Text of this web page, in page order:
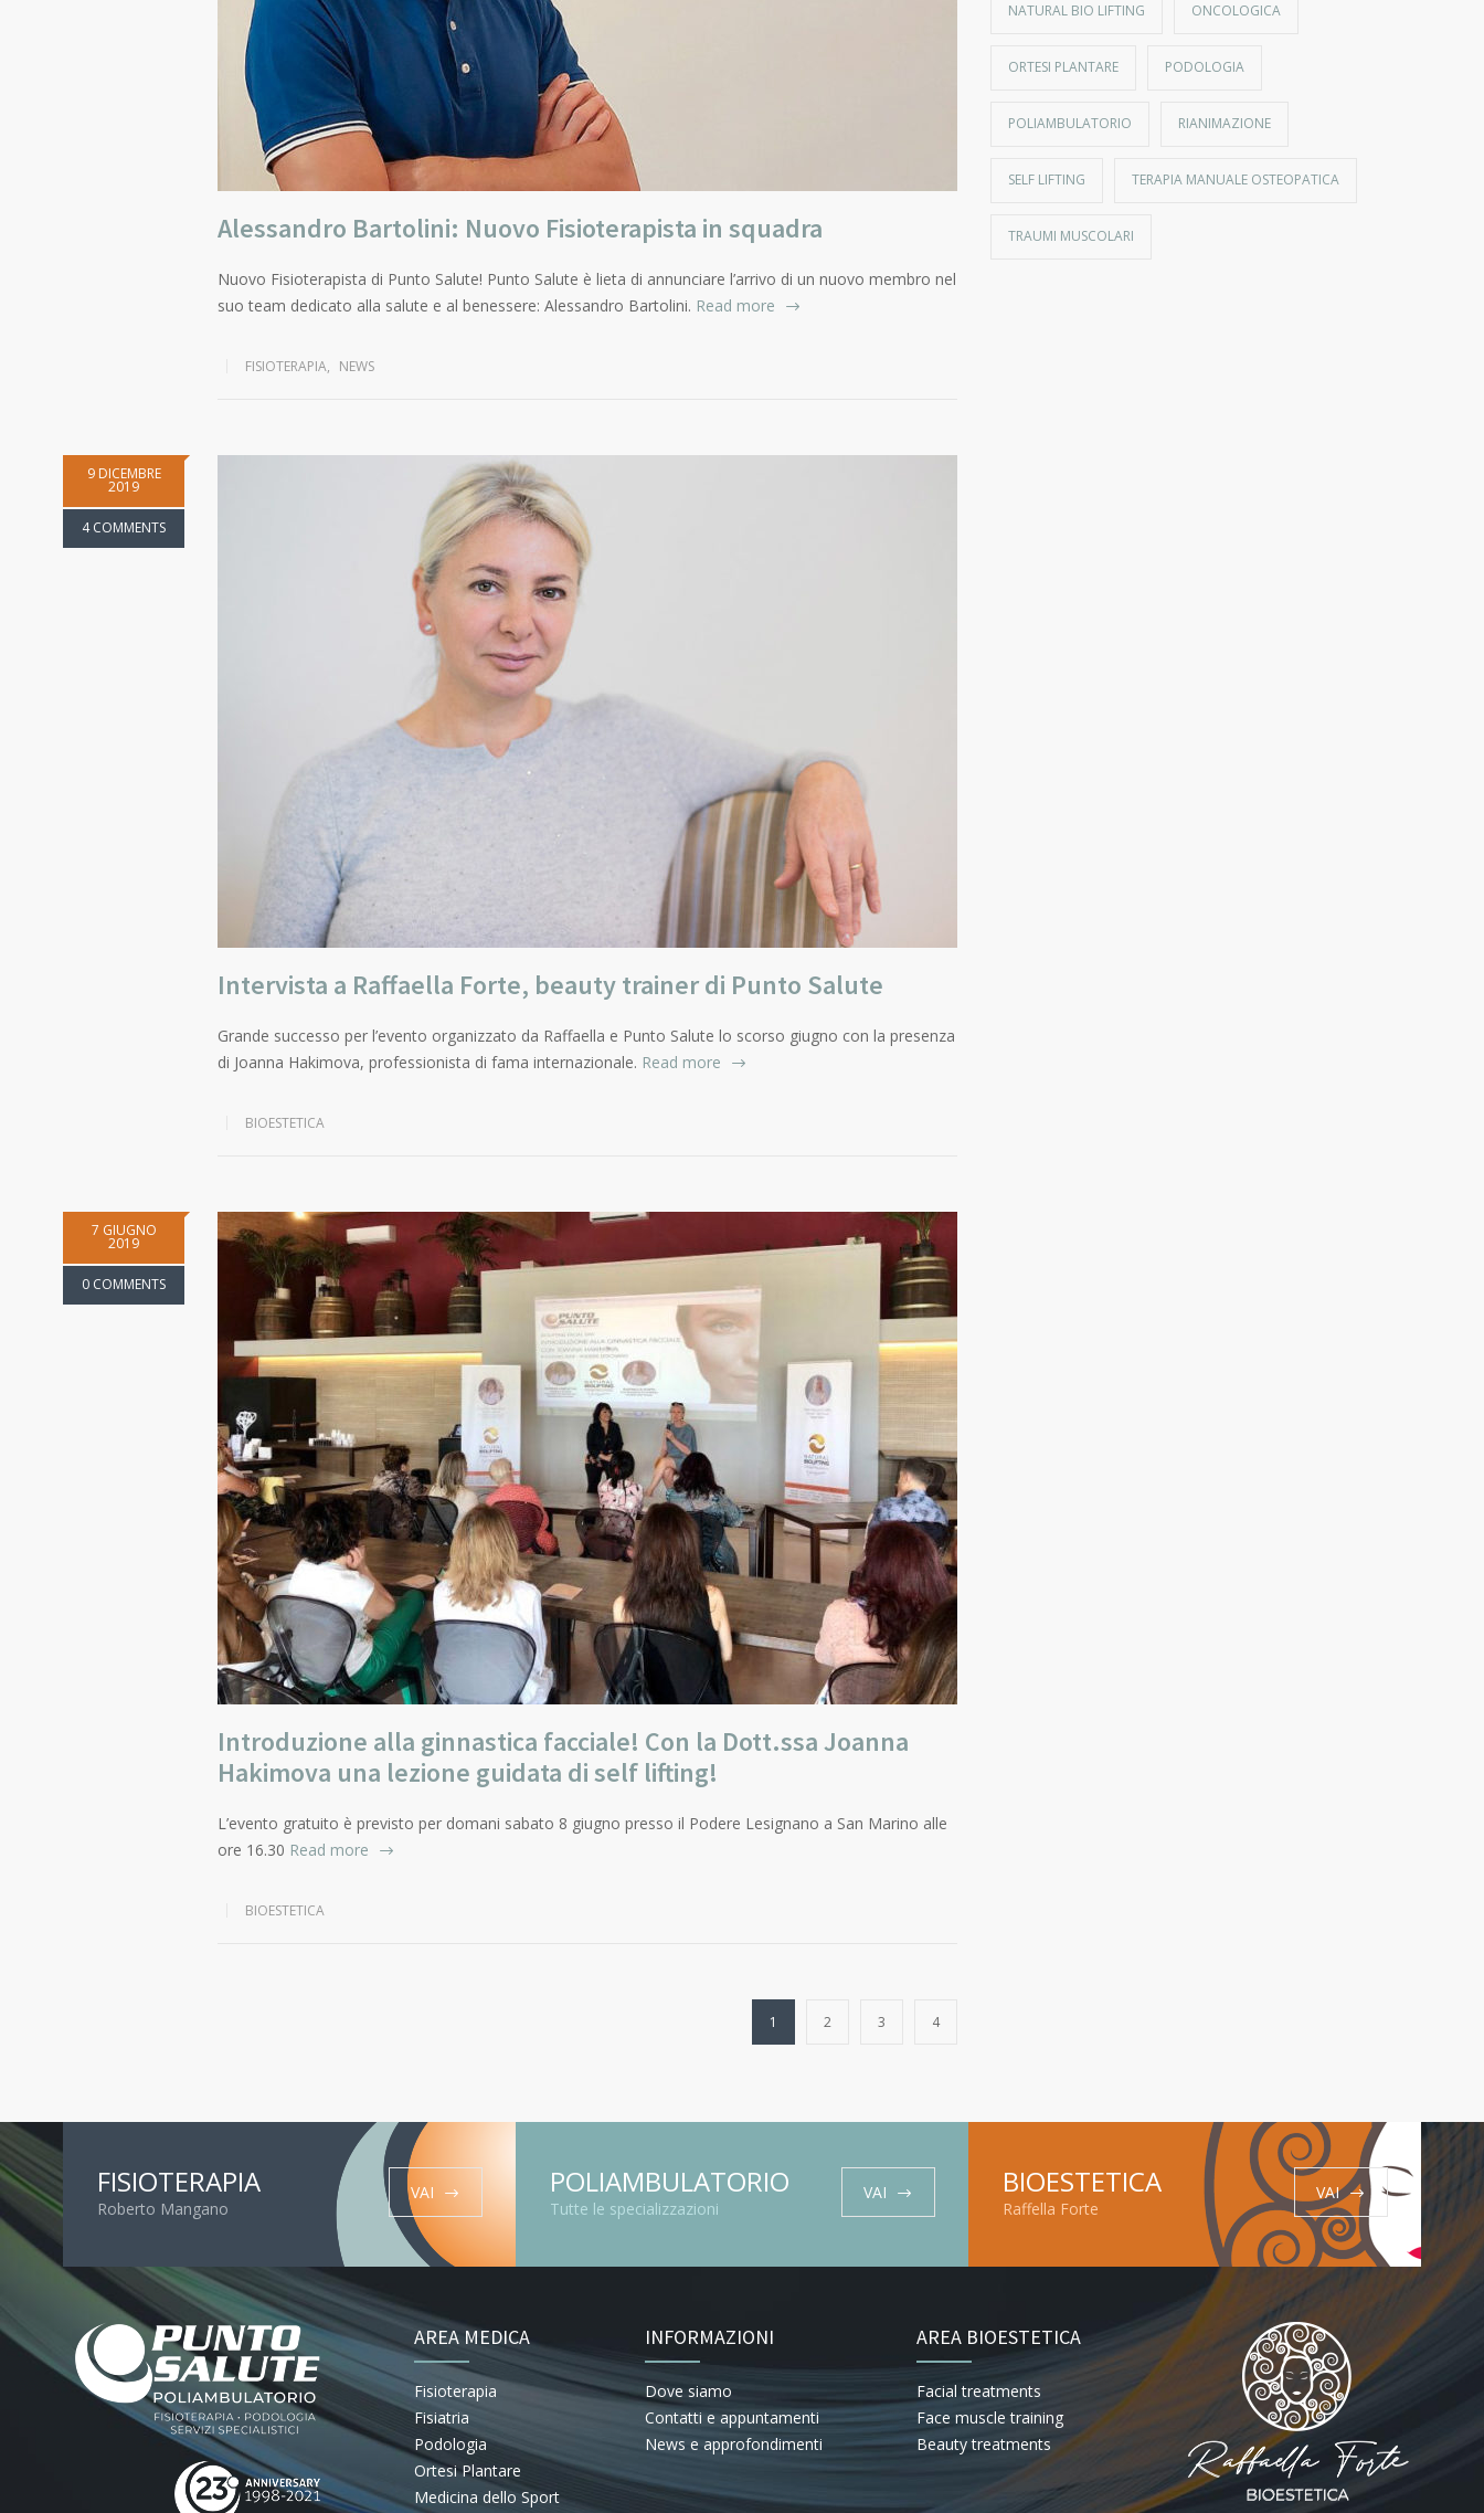
Alessandro Bartolini: Nuovo Fisioterapista in squadra
Nuovo Fisioterapista di Punto Salute! Punto Salute è lieta di annunciare l’arrivo di un nuovo membro nel
suo team dedicato alla salute e al benessere: Alessandro Bartolini. Read more
FISIOTERAPIA, NEWS
9 DICEMBRE
2019
4 COMMENTS
Intervista a Raffaella Forte, beauty trainer di Punto Salute
Grande successo per l’evento organizzato da Raffaella e Punto Salute lo scorso giugno con la presenza
di Joanna Hakimova, professionista di fama internazionale. Read more
BIOESTETICA
7 GIUGNO
2019
0 COMMENTS
Introduzione alla ginnastica facciale! Con la Dott.ssa Joanna
Hakimova una lezione guidata di self lifting!
L’evento gratuito è previsto per domani sabato 8 giugno presso il Podere Lesignano a San Marino alle
ore 16.30 Read more
BIOESTETICA
1 2 3 4
NATURAL BIO LIFTING ONCOLOGICA
ORTESI PLANTARE PODOLOGIA
POLIAMBULATORIO RIANIMAZIONE
SELF LIFTING TERAPIA MANUALE OSTEOPATICA
TRAUMI MUSCOLARI
FISIOTERAPIA
Roberto Mangano
VAI POLIAMBULATORIO
Tutte le specializzazioni
VAI BIOESTETICA
Raffella Forte
VAI
AREA MEDICA
Fisioterapia
Fisiatria
Podologia
Ortesi Plantare
Medicina dello Sport
INFORMAZIONI
Dove siamo
Contatti e appuntamenti
News e approfondimenti
AREA BIOESTETICA
Facial treatments
Face muscle training
Beauty treatments